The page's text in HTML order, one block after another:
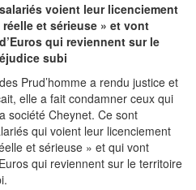
voient leur licenciement
et sérieuse » et vont
qui reviennent sur le
subi
Prud’homme a rendu justice et
elle a fait condamner ceux qui
société Cheynet. Ce sont
qui voient leur licenciement
et sérieuse » et qui vont
qui reviennent sur le territoire